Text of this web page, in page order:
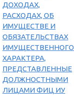
ДОХОДАХ,
РАСХОДАХ, ОБ
ИМУЩЕСТВЕ И
ОБЯЗАТЕЛЬСТВАХ
ИМУЩЕСТВЕННОГО
ХАРАКТЕРА,
ПРЕДСТАВЛЕННЫЕ
ДОЛЖНОСТНЫМИ
ЛИЦАМИ ФИЦ ИУ